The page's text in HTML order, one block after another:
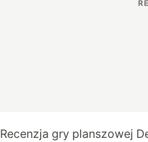
Recenzja gry planszowej